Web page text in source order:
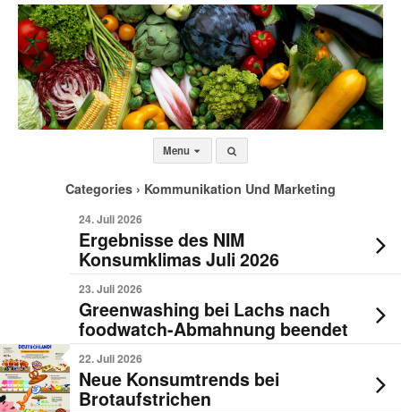
Menu
Categories › Kommunikation Und Marketing
24. Juli 2026
Ergebnisse des NIM
Konsumklimas Juli 2026
23. Juli 2026
Greenwashing bei Lachs nach
foodwatch-Abmahnung beendet
22. Juli 2026
Neue Konsumtrends bei
Brotaufstrichen